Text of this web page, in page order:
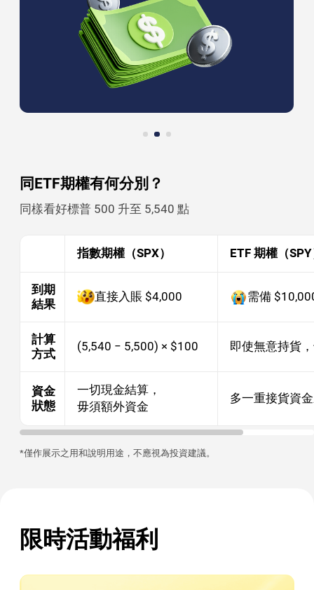
同ETF期權有何分別？
同樣看好標普 500 升至 5,540 點
指數期權（SPX） ETF 期權（
到期
結果
直接入賬 $4,000 需備
計算
方式
(5,540 − 5,500) × $100 即使無意持貨
資金
狀態
一切現金結算，
毋須額外資金
多一重接貨資
*僅作展示之用和說明用途，不應視為投資建議。
限時活動福利